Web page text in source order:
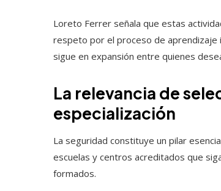
Loreto Ferrer señala que estas
respeto por el proceso de aprendizaje
sigue en expansión entre quienes
La relevancia de
especialización
La seguridad constituye un pilar
escuelas y centros acreditados que
formados.